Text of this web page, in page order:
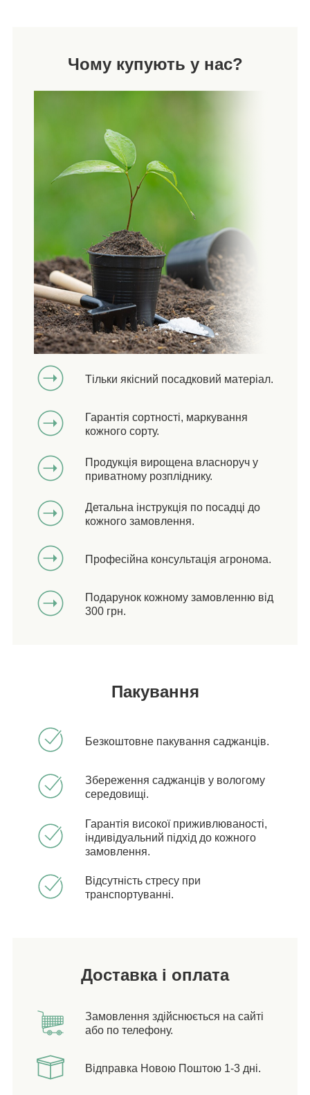
Чому купують у нас?
Тільки якісний посадковий матеріал.
Гарантія сортності, маркування
кожного сорту.
Продукція вирощена власноруч у
приватному розпліднику.
Детальна інструкція по посадці до
кожного замовлення.
Професійна консультація агронома.
Подарунок кожному замовленню від
300 грн.
Пакування
Безкоштовне пакування саджанців.
Збереження саджанців у вологому
середовищі.
Гарантія високої приживлюваності,
індивідуальний підхід до кожного
замовлення.
Відсутність стресу при
транспортуванні.
Доставка і оплата
Замовлення здійснюється на сайті
або по телефону.
Відправка Новою Поштою 1-3 дні.